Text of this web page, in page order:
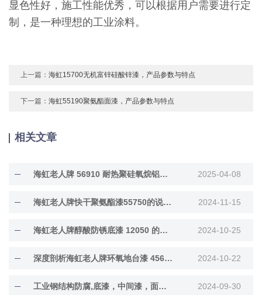
显色性好，施工性能优秀，可以根据用户需要进行定
制，是一种理想的工业涂料。
上一篇：海虹15700无机富锌硅酸锌漆，产品参数与特点
下一篇：海虹55190聚氨酯面漆，产品参数与特点
相关文章
海虹老人牌 56910 耐热聚硅氧烷铝粉漆深度解··· 2025-04-08
海虹老人牌快干聚氨酯漆55750的说明书内容 2024-11-15
海虹老人牌醇酸防锈底漆 12050 的防护功效大··· 2024-10-25
深度剖析海虹老人牌环氧地台漆 45660 的特点··· 2024-10-22
工业钢结构防腐,底漆，中间漆，面漆膜厚涂多少厚 2024-09-30